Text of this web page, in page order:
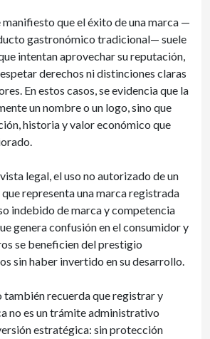
que el éxito de una marca —
gastronómico tradicional— suele
intentan aprovechar su reputación,
derechos ni distinciones claras
En estos casos, se evidencia que la
un nombre o un logo, sino que
historia y valor económico que
legal, el uso no autorizado de un
representa una marca registrada
indebido de marca y competencia
genera confusión en el consumidor y
se beneficien del prestigio
sin haber invertido en su desarrollo.
también recuerda que registrar y
no es un trámite administrativo
estratégica: sin protección